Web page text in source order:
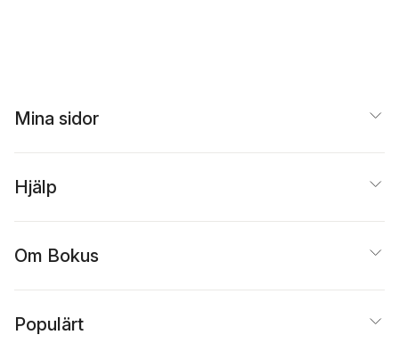
Mina sidor
Hjälp
Om Bokus
Populärt